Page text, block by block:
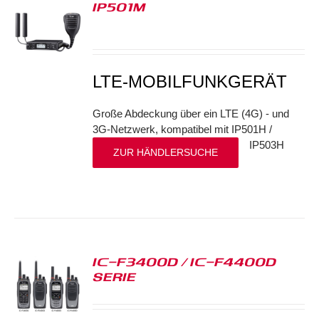
IP501M
LTE-MOBILFUNKGERÄT
Große Abdeckung über ein LTE (4G) - und
3G-Netzwerk, kompatibel mit IP501H /
IP503H
ZUR HÄNDLERSUCHE
IC-F3400D / IC-F4400D
SERIE